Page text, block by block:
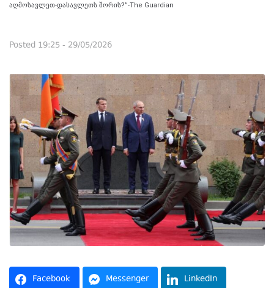
აღმოსავლეთ-დასავლეთს შორის?”-The Guardian
Posted 19:25 - 29/05/2026
Facebook Messenger LinkedIn